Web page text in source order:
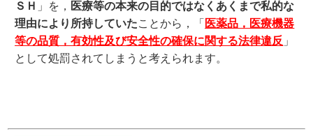
ＳＨ 」を， 医療等の本来の目的ではなくあくまで私的な
理由により所持していたことから，「医薬品，医療機器
等の品質，有効性及び安全性の確保に関する法律違反 」
として処罰されてしまうと考えられます。